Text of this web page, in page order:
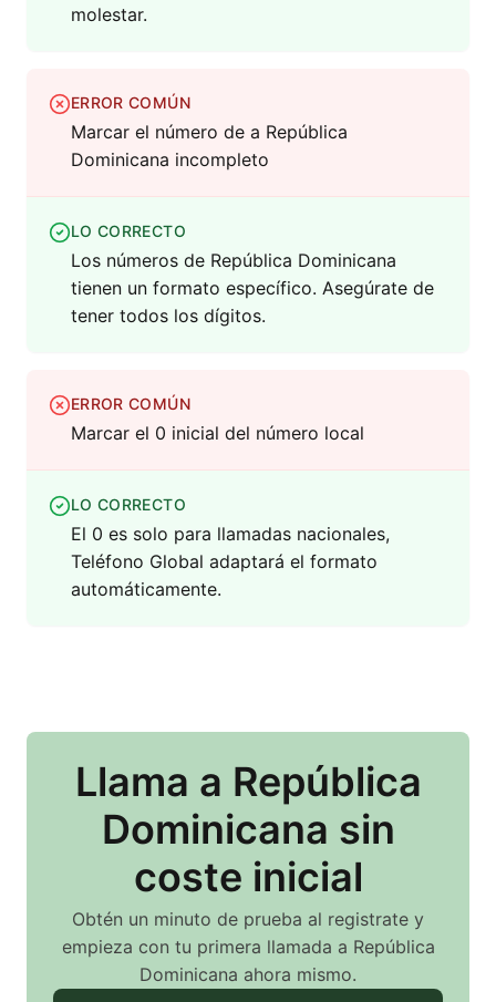
molestar.
ERROR COMÚN
Marcar el número de a República
Dominicana incompleto
LO CORRECTO
Los números de República Dominicana
tienen un formato específico. Asegúrate de
tener todos los dígitos.
ERROR COMÚN
Marcar el 0 inicial del número local
LO CORRECTO
El 0 es solo para llamadas nacionales,
Teléfono Global adaptará el formato
automáticamente.
Llama a República
Dominicana sin
coste inicial
Obtén un minuto de prueba al registrate y
empieza con tu primera llamada a República
Dominicana ahora mismo.